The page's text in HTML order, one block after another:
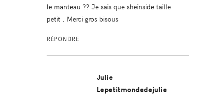
le manteau ?? Je sais que sheinside taille
petit . Merci gros bisous
RÉPONDRE
Julie
Lepetitmondedejulie